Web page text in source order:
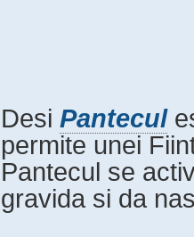
Desi Pantecul
permite unei
Pantecul se
gravida si da